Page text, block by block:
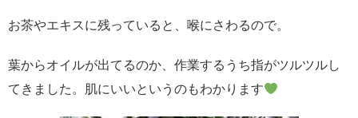
お茶やエキスに残っていると、喉にさわるので。
葉からオイルが出てるのか、作業するうち指がツルツルし
てきました。肌にいいというのもわかります